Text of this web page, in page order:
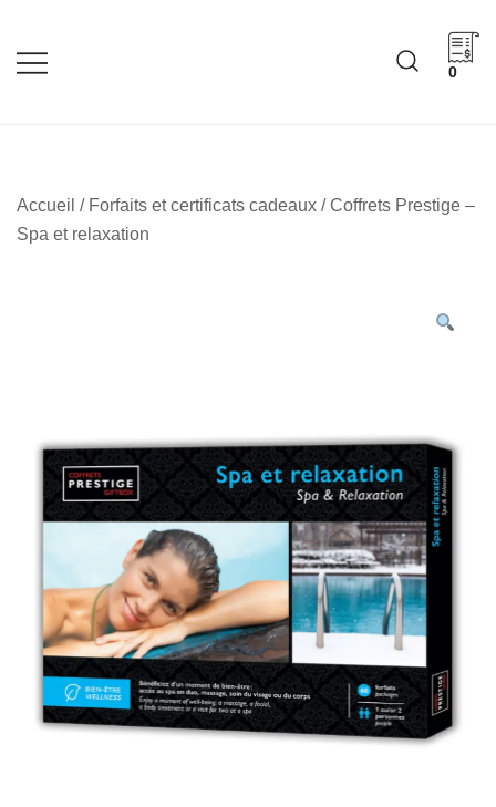
content
0
Accueil / Forfaits et certificats cadeaux / Coffrets Prestige –
Spa et relaxation